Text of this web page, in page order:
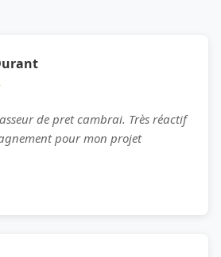
de pret cambrai. Très réactif
pour mon projet